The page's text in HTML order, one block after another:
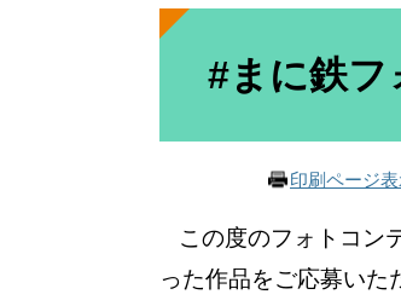
本
#まに鉄フ
印刷ページ
この度のフォトコン
った作品をご応募い